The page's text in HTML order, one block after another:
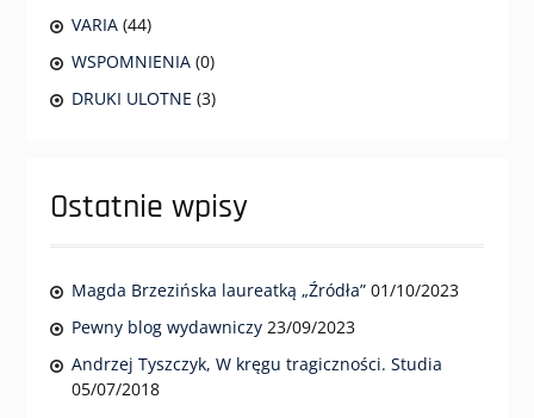
VARIA (44)
WSPOMNIENIA (0)
DRUKI ULOTNE (3)
Ostatnie wpisy
Magda Brzezińska laureatką „Źródła” 01/10/2023
Pewny blog wydawniczy 23/09/2023
Andrzej Tyszczyk, W kręgu tragiczności. Studia
05/07/2018